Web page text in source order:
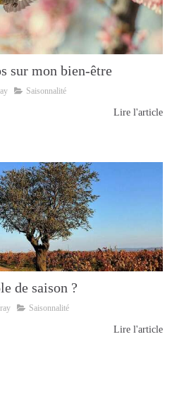
sur mon bien-être
Saisonnalité
Lire l'article
de saison ?
Saisonnalité
Lire l'article